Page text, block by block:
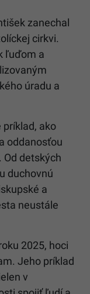
zanechal
cirkvi.
ľuďom a
úradu a
ako
oddanosťou
Od detských
duchovnú
a
neustále
2025, hoci
Jeho príklad
v